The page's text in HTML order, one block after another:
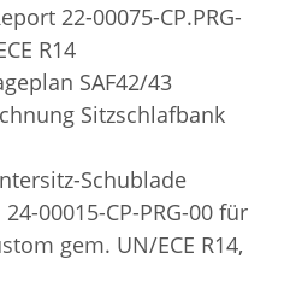
22-00075-CP.PRG-
R14
SAF42/43
Sitzschlafbank
Schublade
00015-CP-PRG-00 für
gem. UN/ECE R14,